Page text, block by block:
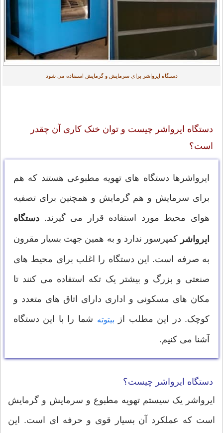
دستگاه ایرواشر برای سرمایش و گرمایش استفاده می شود
دستگاه ایرواشر چیست و توان خنک کاری آن چقدر
است؟
ایرواشرها دستگاه های تهویه مطبوعی هستند که هم
برای سرمایش و هم گرمایش و همچنین برای تصفیه
هوای محیط مورد استفاده قرار می گیرند.دستگاه
ایرواشر کمپرسور ندارد و به همین جهت بسیار مقرون
به صرفه است. این دستگاه را اغلب برای محیط های
صنعتی و بزرگ و بیشتر یک تکه استفاده می کنند تا
مکان های مسکونی و اداری دارای اتاق های متعدد و
کوچک. در این مطلب از
بیتوته شما را با این دستگاه
آشنا می کنیم.
دستگاه ایرواشر چیست؟
ایرواشر یک سیستم تهویه مطبوع و سرمایش و گرمایش
است که عملکرد آن بسیار قوی و حرفه ای است. این